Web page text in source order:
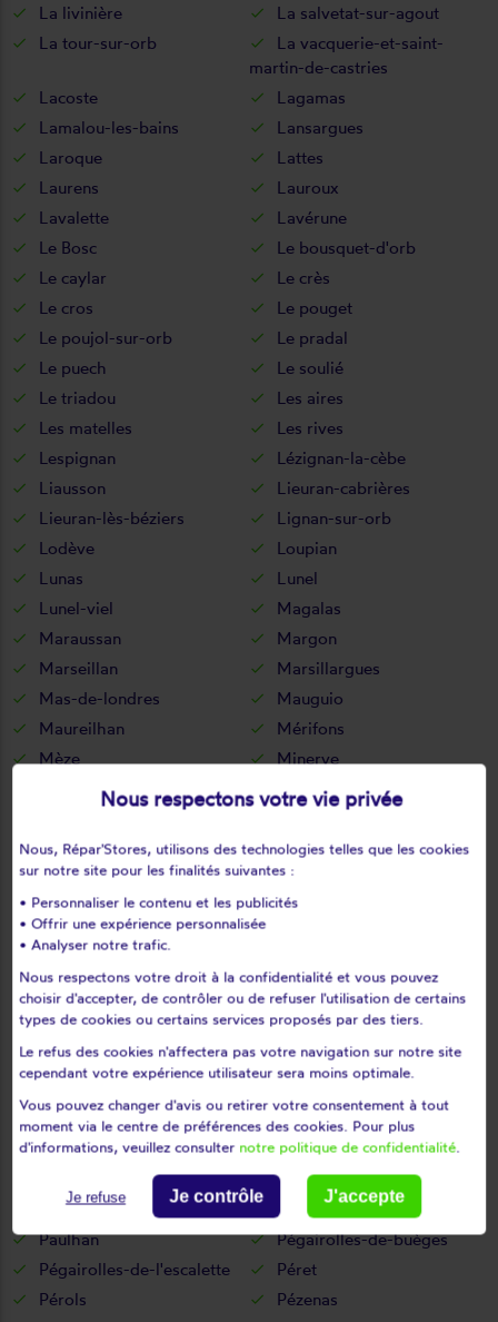
La livinière
La salvetat-sur-agout
La tour-sur-orb
La vacquerie-et-saint-
martin-de-castries
Lacoste
Lagamas
Lamalou-les-bains
Lansargues
Laroque
Lattes
Laurens
Lauroux
Lavalette
Lavérune
Le Bosc
Le bousquet-d'orb
Le caylar
Le crès
Le cros
Le pouget
Le poujol-sur-orb
Le pradal
Le puech
Le soulié
Le triadou
Les aires
Les matelles
Les rives
Lespignan
Lézignan-la-cèbe
Liausson
Lieuran-cabrières
Lieuran-lès-béziers
Lignan-sur-orb
Lodève
Loupian
Lunas
Lunel
Lunel-viel
Magalas
Maraussan
Margon
Marseillan
Marsillargues
Mas-de-londres
Mauguio
Maureilhan
Mérifons
Mèze
Minerve
Montady
Montbazin
Montblanc
Montferrier-sur-lez
Montouliers
Montpellier
Montpeyroux
Moulès-et-baucels
Mudaison
Murles
Murviel-lès-béziers
Murviel-lès-montpellier
Nébian
Neffiès
Nézignan-l'Évêque
Nissan-lez-enserune
Octon
Olargues
Olmet-et-villecun
Olonzac
Pailhès
Palavas-les-flots
Pardailhan
Paulhan
Pégairolles-de-buèges
Pégairolles-de-l'escalette
Péret
Pérols
Pézenas
Nous respectons votre vie privée
Nous, Répar'Stores, utilisons des technologies telles que les cookies
sur notre site pour les finalités suivantes :
• Personnaliser le contenu et les publicités
• Offrir une expérience personnalisée
• Analyser notre trafic.
Nous respectons votre droit à la confidentialité et vous pouvez
choisir d'accepter, de contrôler ou de refuser l'utilisation de certains
types de cookies ou certains services proposés par des tiers.
Le refus des cookies n'affectera pas votre navigation sur notre site
cependant votre expérience utilisateur sera moins optimale.
Vous pouvez changer d'avis ou retirer votre consentement à tout
moment via le centre de préférences des cookies. Pour plus
d'informations, veuillez consulter notre politique de confidentialité.
Je refuse Je contrôle J'accepte